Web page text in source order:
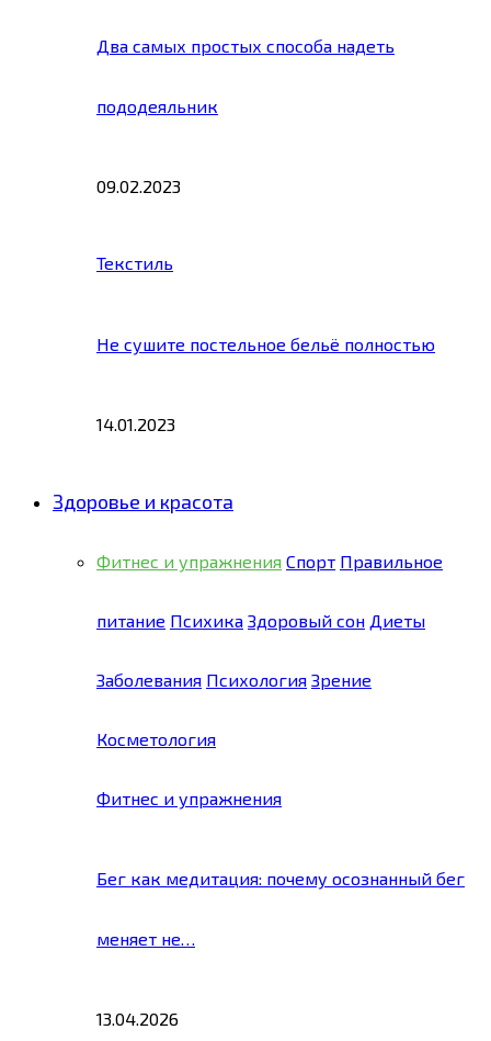
Два самых простых способа надеть
пододеяльник
09.02.2023
Текстиль
Не сушите постельное бельё полностью
14.01.2023
Здоровье и красота
Фитнес и упражнения Спорт Правильное
питание Психика Здоровый сон Диеты
Заболевания Психология Зрение
Косметология
Фитнес и упражнения
Бег как медитация: почему осознанный бег
меняет не…
13.04.2026